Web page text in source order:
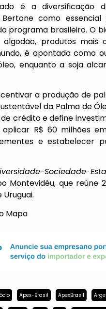
é a diversificação
como
programa brasileiro. O
produtos mais
é apontada como
enquanto a soja
a produção de
da Palma de
crédito e define
aplicar R$ 60 milhões
e estabelecer
Sociedade-
Montevidéu, que reúne
Uruguai.
Mapa
Apex-Brasil ApexBrasil